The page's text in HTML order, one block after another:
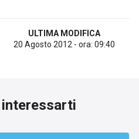
ULTIMA MODIFICA
20 Agosto 2012 - ora: 09:40